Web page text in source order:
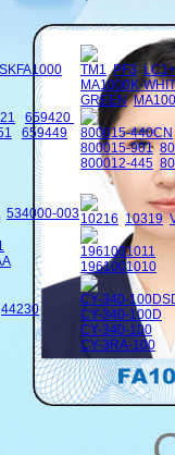
SKFA1000
659420
659449
534000-003
44230
TM1 PF3 LC1+
MA1000K-
GREEN
800015-440CN
800015-901
800012-445
10216 10319
1961001011
1961001010
CY-340-
CY-340-100D
CY-340-100
CY-3RA-100